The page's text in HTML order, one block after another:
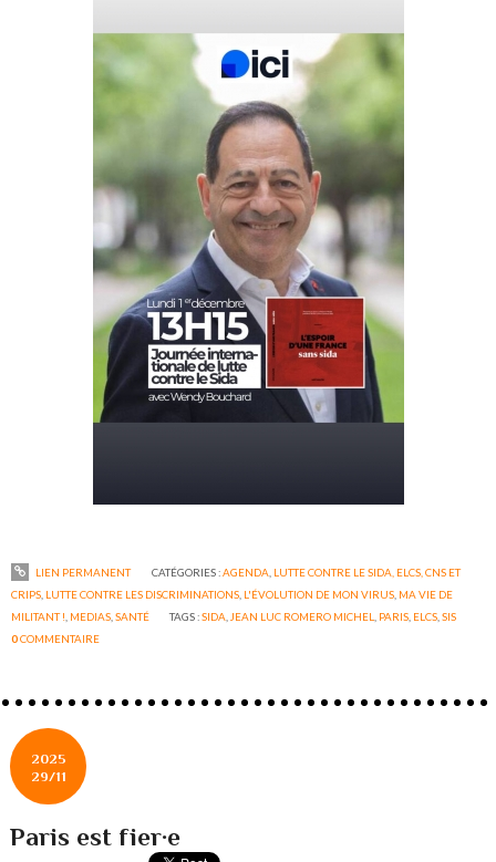
LIEN PERMANENT CATÉGORIES :AGENDA LUTTE CONTRE LE SIDA, ELCS, CNS ET
CRIPS LUTTE CONTRE LES DISCRIMINATIONS L'ÉVOLUTION DE MON VIRUS MA VIE DE
MILITANT ! MEDIAS ,SANTÉ TAGS :SIDA JEAN LUC ROMERO MICHEL PARIS ELCS ,SIS
0COMMENTAIRE
2025
29/11
Paris est fier·e